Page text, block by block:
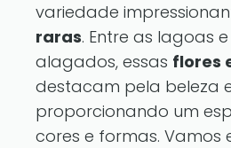
variedade
raras. Entre as lagoas
alagados, essas flores
destacam pela beleza
proporcionando um
cores e formas. Vamos